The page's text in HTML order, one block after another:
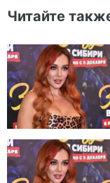
Читайте